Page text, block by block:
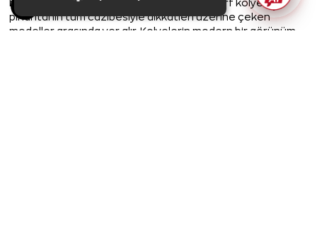
bir şekilde tamamlamasını sağlayan taşlı harf kolyeler,
pırlantanın tüm cazibesiyle dikkatleri üzerine çeken
modeller arasında yer alır. Kolyelerin modern bir görünüm